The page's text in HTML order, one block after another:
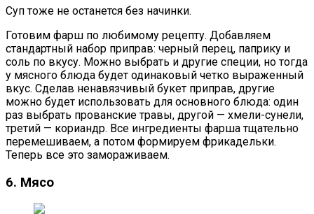
Суп тоже не останется без начинки.
Готовим фарш по любимому рецепту. Добавляем
стандартный набор приправ: черный перец, паприку и
соль по вкусу. Можно выбрать и другие специи, но тогда
у мясного блюда будет одинаковый четко выраженный
вкус. Сделав ненавязчивый букет приправ, другие
можно будет использовать для основного блюда: один
раз выбрать прованские травы, другой — хмели-сунели,
третий — кориандр. Все ингредиенты фарша тщательно
перемешиваем, а потом формируем фрикадельки.
Теперь все это замораживаем.
6. Мясо